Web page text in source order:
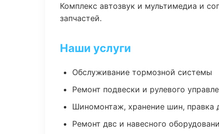
Комплекс автозвук и мультимедиа и
запчастей.
Наши услуги
Обслуживание тормозной системы
Ремонт подвески и рулевого
Шиномонтаж, хранение шин, правка
Ремонт двс и навесного